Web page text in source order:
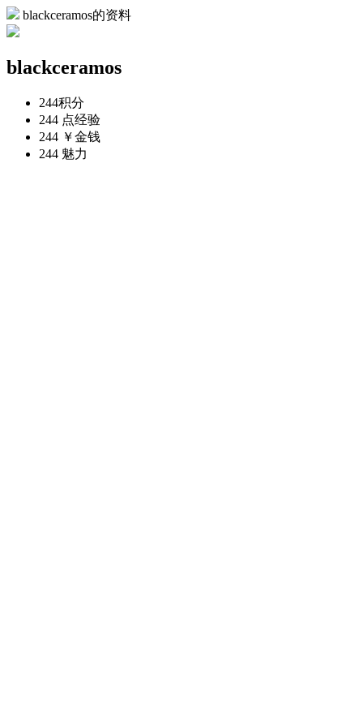
blackceramos的资料
blackceramos
244积分
244 点经验
244 ￥金钱
244 魅力